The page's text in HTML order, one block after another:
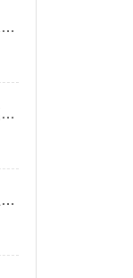
土壤墒情监测站报价：实现农业水资源高效利用
农业节水灌溉的新选择：管式土壤墒情监测站
探针式土壤墒情监测站如何助力土壤管理？